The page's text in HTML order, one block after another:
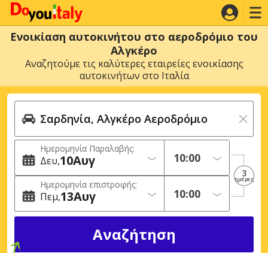
Ενοικίαση αυτοκινήτου στο αεροδρόμιο του
Αλγκέρο
Αναζητούμε τις καλύτερες εταιρείες ενοικίασης
αυτοκινήτων στο Ιταλία
Ημερομηνία Παραλαβής:
Δευ 10Αυγ
Ημερομηνία επιστροφής:
Πεμ 13Αυγ
3
ημέρες